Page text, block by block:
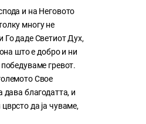
и на Неговото
многу нe
Го даде Светиот Дух,
што е добро и ни
гревот.
Свое
дава благодатта, и
да ја чуваме,